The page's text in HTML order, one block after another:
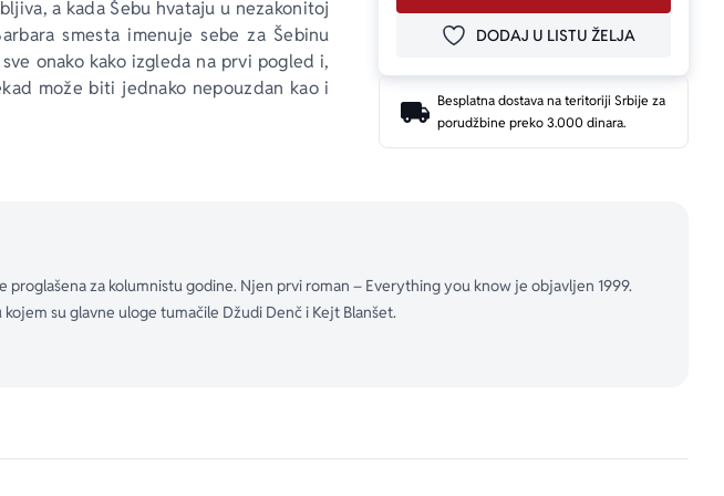
a kada Šebu hvataju u nezakonitoj
smesta imenuje sebe za Šebinu
onako kako izgleda na prvi pogled i,
može biti jednako nepouzdan kao i
to kakve budale umemo da budemo
da nije smešna; smešna da nije
zapažanja koja pogađaju pravo u
DODAJ U OMILJENE
DODAJ U LISTU ŽELJA
Besplatna dostava na teritoriji Srbije za
porudžbine preko 3.000 dinara.
za kolumnistu godine. Njen prvi roman – Everything you know je objavljen 1999.
su glavne uloge tumačile Džudi Denč i Kejt Blanšet.